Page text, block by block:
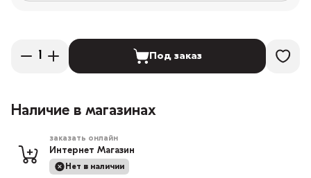
Под заказ
Наличие в магазинах
заказать онлайн
Интернет Магазин
Нет в наличии